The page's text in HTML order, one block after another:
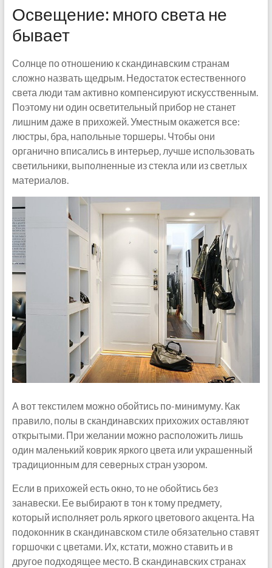
Освещение: много света не
бывает
Солнце по отношению к скандинавским странам
сложно назвать щедрым. Недостаток естественного
света люди там активно компенсируют искусственным.
Поэтому ни один осветительный прибор не станет
лишним даже в прихожей. Уместным окажется все:
люстры, бра, напольные торшеры. Чтобы они
органично вписались в интерьер, лучше использовать
светильники, выполненные из стекла или из светлых
материалов.
А вот текстилем можно обойтись по-минимуму. Как
правило, полы в скандинавских прихожих оставляют
открытыми. При желании можно расположить лишь
один маленький коврик яркого цвета или украшенный
традиционным для северных стран узором.
Если в прихожей есть окно, то не обойтись без
занавески. Ее выбирают в тон к тому предмету,
который исполняет роль яркого цветового акцента. На
подоконник в скандинавском стиле обязательно ставят
горшочки с цветами. Их, кстати, можно ставить и в
другое подходящее место. В скандинавских странах